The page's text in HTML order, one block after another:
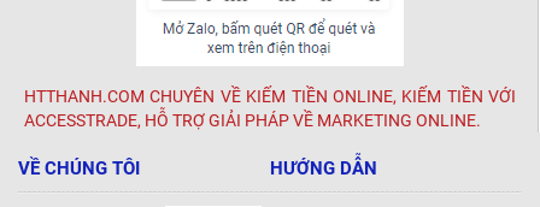
HTTHANH.COM CHUYÊN VỀ KIẾM TIỀN ONLINE, KIẾM TIỀN VỚI
ACCESSTRADE, HỖ TRỢ GIẢI PHÁP VỀ MARKETING ONLINE.
VỀ CHÚNG TÔI HƯỚNG DẪN